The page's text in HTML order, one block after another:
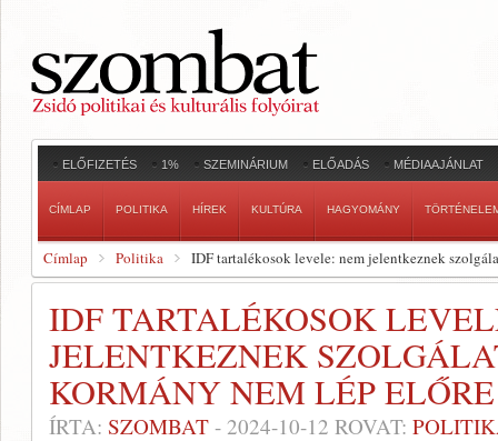
ELŐFIZETÉS 1% SZEMINÁRIUM ELŐADÁS MÉDIAAJÁNLAT
CÍMLAP POLITIKA HÍREK KULTÚRA HAGYOMÁNY
Címlap Politika IDF tartalékosok levele: nem jelentkeznek
IDF TARTALÉKOSOK
JELENTKEZNEK
KORMÁNY NEM LÉP
ÍRTA: SZOMBAT - 2024-10-12 ROVAT: